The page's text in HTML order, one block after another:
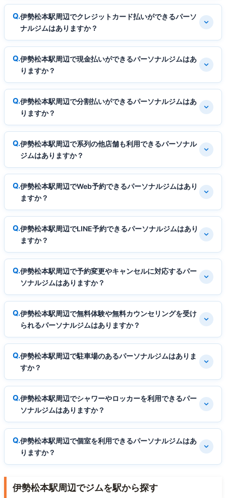
伊勢松本駅周辺でクレジットカード払いができるパーソ
ナルジムはありますか？
伊勢松本駅周辺で現金払いができるパーソナルジムはあ
りますか？
伊勢松本駅周辺で分割払いができるパーソナルジムはあ
りますか？
伊勢松本駅周辺で系列の他店舗も利用できるパーソナル
ジムはありますか？
伊勢松本駅周辺でWeb予約できるパーソナルジムはあり
ますか？
伊勢松本駅周辺でLINE予約できるパーソナルジムはあり
ますか？
伊勢松本駅周辺で予約変更やキャンセルに対応するパー
ソナルジムはありますか？
伊勢松本駅周辺で無料体験や無料カウンセリングを受け
られるパーソナルジムはありますか？
伊勢松本駅周辺で駐車場のあるパーソナルジムはありま
すか？
伊勢松本駅周辺でシャワーやロッカーを利用できるパー
ソナルジムはありますか？
伊勢松本駅周辺で個室を利用できるパーソナルジムはあ
りますか？
伊勢松本駅周辺でジムを駅から探す